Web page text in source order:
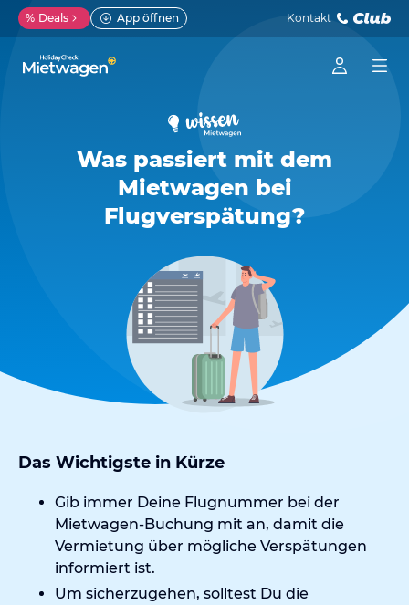
% Deals App öffnen Kontakt
Was passiert mit dem
Mietwagen bei
Flugverspätung?
Das Wichtigste in Kürze
Gib immer Deine Flugnummer bei der
Mietwagen-Buchung mit an, damit die
Vermietung über mögliche Verspätungen
informiert ist.
Um sicherzugehen, solltest Du die